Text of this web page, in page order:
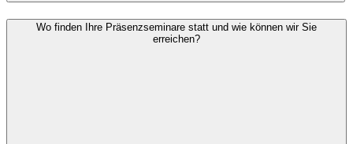
Wo finden Ihre Präsenzseminare statt und wie können wir Sie
erreichen?